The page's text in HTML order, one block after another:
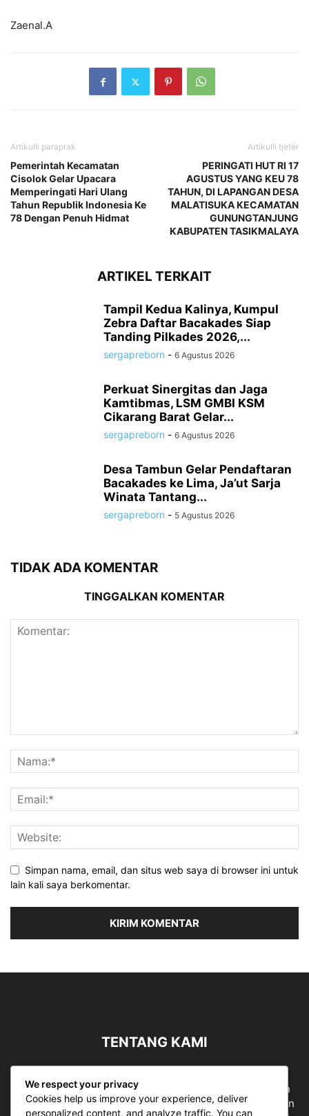
Zaenal.A
Artikulli paraprak
Pemerintah Kecamatan
Cisolok Gelar Upacara
Memperingati Hari Ulang
Tahun Republik Indonesia Ke
78 Dengan Penuh Hidmat
Artikulli tjetër
PERINGATI HUT RI 17
AGUSTUS YANG KEU 78
TAHUN, DI LAPANGAN DESA
MALATISUKA KECAMATAN
GUNUNGTANJUNG
KABUPATEN TASIKMALAYA
ARTIKEL TERKAIT
Tampil Kedua Kalinya, Kumpul
Zebra Daftar Bacakades Siap
Tanding Pilkades 2026,...
sergapreborn - 6 Agustus 2026
Perkuat Sinergitas dan Jaga
Kamtibmas, LSM GMBI KSM
Cikarang Barat Gelar...
sergapreborn - 6 Agustus 2026
Desa Tambun Gelar Pendaftaran
Bacakades ke Lima, Ja’ut Sarja
Winata Tantang...
sergapreborn - 5 Agustus 2026
TIDAK ADA KOMENTAR
TINGGALKAN KOMENTAR
Simpan nama, email, dan situs web saya di browser ini untuk
lain kali saya berkomentar.
TENTANG KAMI
bergerak di ruang jurnalistik, sebagai entitas pemberian
ruang Publik, Media merupakan literasi mutlak diperlukan
We respect your privacy
Cookies help us improve your experience, deliver
personalized content, and analyze traffic. You can